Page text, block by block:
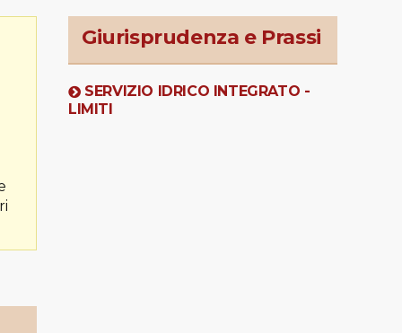
Giurisprudenza e Prassi
SERVIZIO IDRICO INTEGRATO -
LIMITI